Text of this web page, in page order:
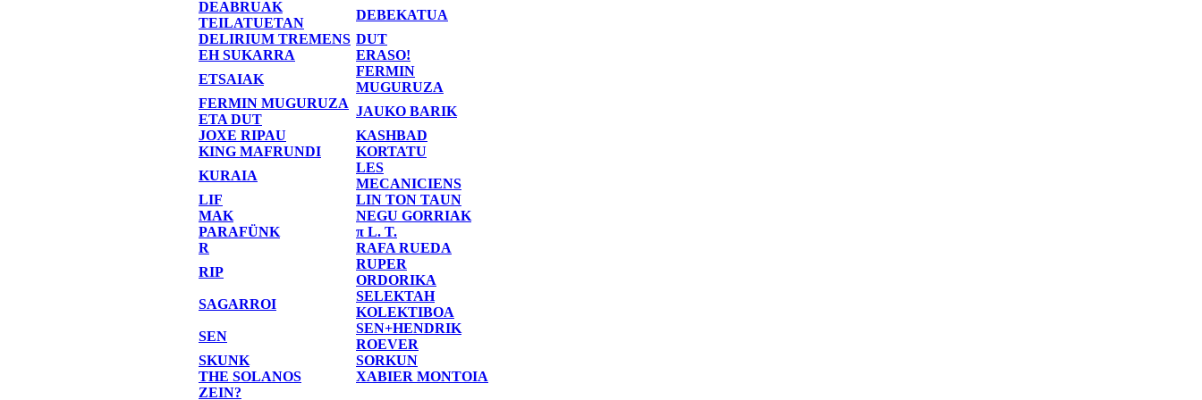
DEABRUAK
TEILATUETAN
DEBEKATUA
DELIRIUM TREMENS DUT
EH SUKARRA
ERASO!
ETSAIAK
FERMIN
MUGURUZA
FERMIN MUGURUZA
ETA DUT
JAUKO BARIK
JOXE RIPAU
KASHBAD
KING MAFRUNDI
KORTATU
KURAIA
LES
MECANICIENS
LIF
LIN TON TAUN
MAK
NEGU GORRIAK
PARAFÜNK
π L. T.
R
RAFA RUEDA
RIP
RUPER
ORDORIKA
SAGARROI
SELEKTAH
KOLEKTIBOA
SEN
SEN+HENDRIK
ROEVER
SKUNK
SORKUN
THE SOLANOS
XABIER MONTOIA
ZEIN?